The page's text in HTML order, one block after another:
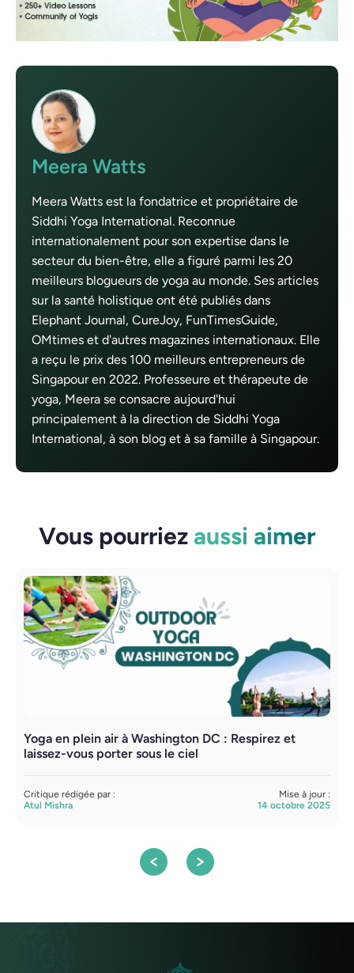
Meera Watts
Meera Watts est la fondatrice et propriétaire de
Siddhi Yoga International. Reconnue
internationalement pour son expertise dans le
secteur du bien-être, elle a figuré parmi les 20
meilleurs blogueurs de yoga au monde. Ses articles
sur la santé holistique ont été publiés dans
Elephant Journal, CureJoy, FunTimesGuide,
OMtimes et d'autres magazines internationaux. Elle
a reçu le prix des 100 meilleurs entrepreneurs de
Singapour en 2022. Professeure et thérapeute de
yoga, Meera se consacre aujourd'hui
principalement à la direction de Siddhi Yoga
International, à son blog et à sa famille à Singapour.
Vous pourriez aussi aimer
Yoga en plein air à Washington DC : Respirez et
laissez-vous porter sous le ciel
Critique rédigée par :
Atul Mishra
Mise à jour :
14 octobre 2025